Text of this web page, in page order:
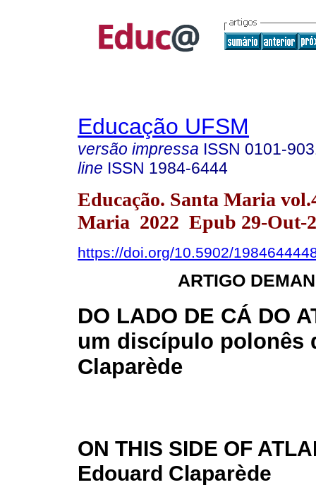
Educação UFSM
versão impressa ISSN 0101-
line ISSN 1984-6444
Educação. Santa Maria
Maria 2022 Epub 29-Out-
https://doi.org/10.5902/
ARTIGO
DO LADO DE CÁ DO
um discípulo polonês
Claparède
ON THIS SIDE OF
Edouard Claparède